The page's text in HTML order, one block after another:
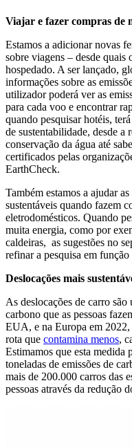
Viajar e fazer compras de
Estamos a adicionar novas
sobre viagens – desde quais
hospedado. A ser lançado,
informações sobre as
utilizador poderá ver as
para cada voo e encontrar
quando pesquisar hotéis,
de sustentabilidade, desde a
conservação da água até
certificados pelas
EarthCheck.
Também estamos a ajudar
sustentáveis ​​quando fazem
eletrodomésticos. Quando
muita energia, como por
caldeiras, as sugestões no
refinar a pesquisa em
Deslocações mais
As deslocações de carro são
carbono que as pessoas
EUA, e na Europa em
rota que contamina menos,
Estimamos que esta medida
toneladas de emissões de
mais de 200.000 carros das
pessoas através da redução